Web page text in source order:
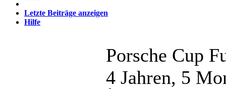
Letzte Beiträge anzeigen
Hilfe
Porsche Cup
4 Jahren, 5